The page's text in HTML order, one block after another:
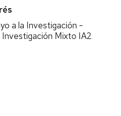
a la Investigación -
Mixto IA2